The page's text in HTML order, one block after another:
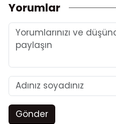
Yorumlar
Gönder